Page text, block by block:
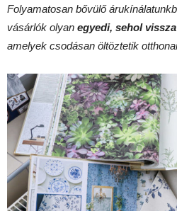
Folyamatosan bővülő
vásárlók olyan egyedi, sehol
amelyek csodásan öltöztetik